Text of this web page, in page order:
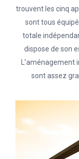
trouvent les cinq
sont tous
totale
dispose de son
sont assez